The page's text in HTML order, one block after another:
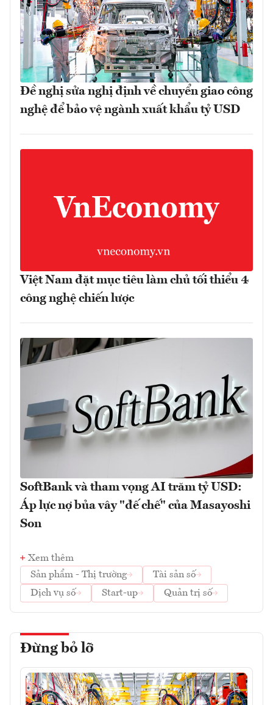
Đề nghị sửa nghị định về chuyển giao công
nghệ để bảo vệ ngành xuất khẩu tỷ USD
Việt Nam đặt mục tiêu làm chủ tối thiểu 4
công nghệ chiến lược
SoftBank và tham vọng AI trăm tỷ USD:
Áp lực nợ bủa vây "đế chế" của Masayoshi
Son
Xem thêm
Sản phẩm - Thị trường
Tài sản số
Dịch vụ số
Start-up Quản trị số
Đừng bỏ lỡ